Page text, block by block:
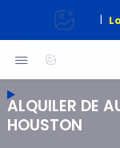
|
ALQUILER DE
HOUSTON